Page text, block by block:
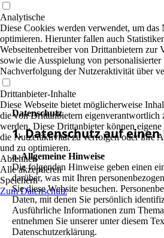
Datenschutz
1. Datenschutz auf einen
a. Allgemeine Hinweise
Die folgenden Hinweise geben einen
darüber, was mit Ihren
Sie diese Website besuchen.
Daten, mit denen Sie persönlich
Ausführliche Informationen zum
entnehmen Sie unserer unter diesem
Datenschutzerklärung.
Analytische
Diese Cookies werden verwendet, um das
optimieren. Hierunter fallen auch
Webseitenbetreiber von Drittanbietern zur
sowie die Ausspielung von
Nachverfolgung der Nutzeraktivität über
Drittanbieter-Inhalte
Diese Webseite bietet möglicherweise
die von Drittanbietern eigenverantwortlich
werden. Diese Drittanbieter können
die Nutzeraktivität zu verfolgen oder ihre
und zu optimieren.
Ablehnen
Alle akzeptieren
Speichern
Zum Datenschutz